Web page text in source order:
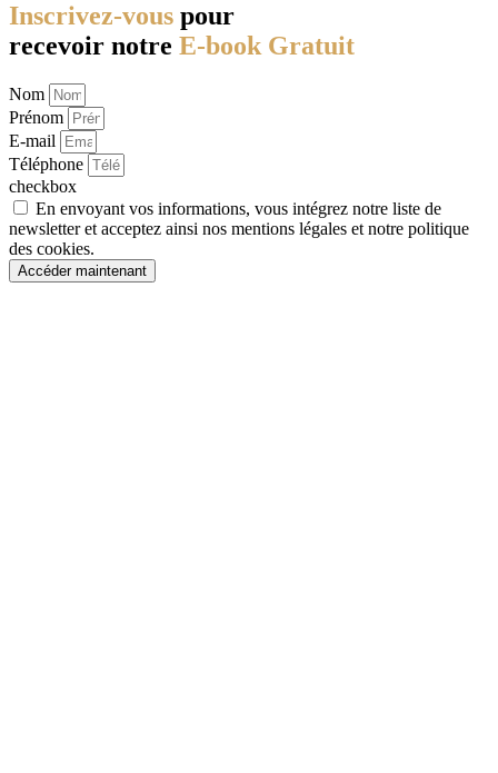
Inscrivez-vous pour
recevoir notre E-book Gratuit
Nom
Prénom
E-mail
Téléphone
checkbox
En envoyant vos informations, vous intégrez notre liste de
newsletter et acceptez ainsi nos mentions légales et notre politique
des cookies.
Accéder maintenant